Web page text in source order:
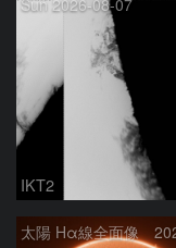
Sun 2026-08-07
IKT2